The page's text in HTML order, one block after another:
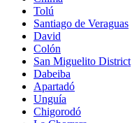
Tolú
Santiago de Veraguas
David
Colón
San Miguelito District
Dabeiba
Apartadó
Unguía
Chigorodó